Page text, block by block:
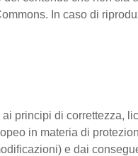
In caso di
principi di correttezza,
in materia di
e dai